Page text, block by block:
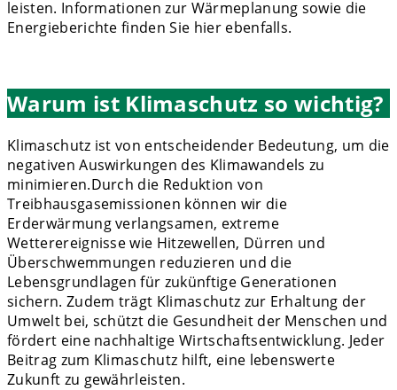
leisten. Informationen zur Wärmeplanung sowie die
Energieberichte finden Sie hier ebenfalls.
Warum ist Klimaschutz so wichtig?
Klimaschutz ist von entscheidender Bedeutung, um die
negativen Auswirkungen des Klimawandels zu
minimieren.Durch die Reduktion von
Treibhausgasemissionen können wir die
Erderwärmung verlangsamen, extreme
Wetterereignisse wie Hitzewellen, Dürren und
Überschwemmungen reduzieren und die
Lebensgrundlagen für zukünftige Generationen
sichern. Zudem trägt Klimaschutz zur Erhaltung der
Umwelt bei, schützt die Gesundheit der Menschen und
fördert eine nachhaltige Wirtschaftsentwicklung. Jeder
Beitrag zum Klimaschutz hilft, eine lebenswerte
Zukunft zu gewährleisten.